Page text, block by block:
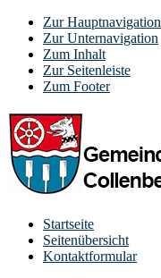
Zur Hauptnavigation
Zur Unternavigation
Zum Inhalt
Zur Seitenleiste
Zum Footer
Startseite
Seitenübersicht
Kontaktformular